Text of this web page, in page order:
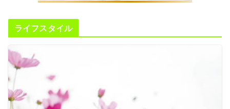
ライフスタイル